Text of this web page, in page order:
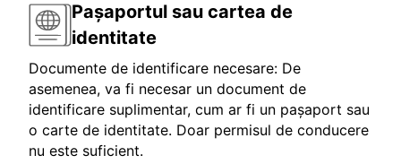
Pașaportul sau cartea de
identitate
Documente de identificare necesare: De
asemenea, va fi necesar un document de
identificare suplimentar, cum ar fi un pașaport sau
o carte de identitate. Doar permisul de conducere
nu este suficient.